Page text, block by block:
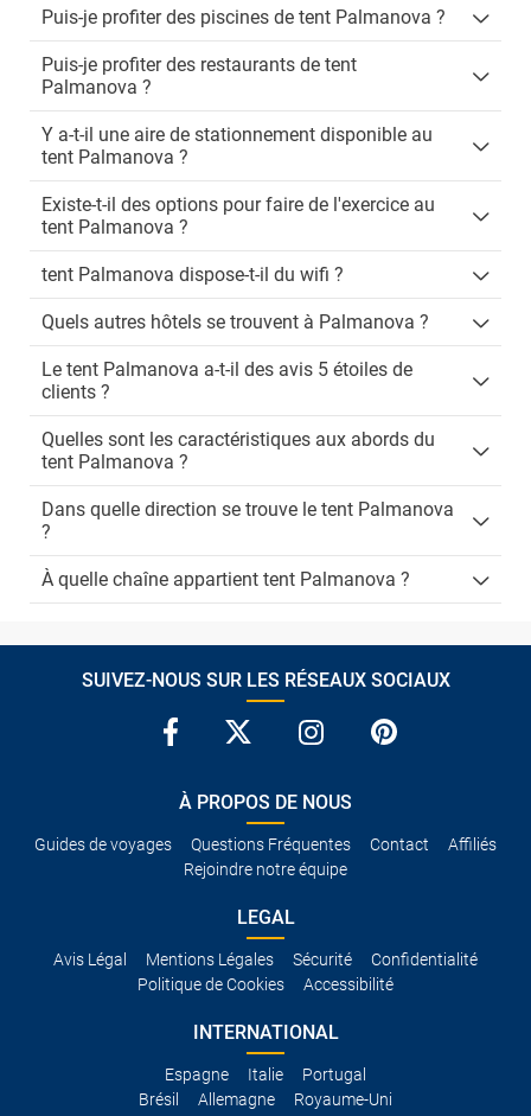
Puis-je profiter des piscines de tent Palmanova ?
Puis-je profiter des restaurants de tent
Palmanova ?
Y a-t-il une aire de stationnement disponible au
tent Palmanova ?
Existe-t-il des options pour faire de l'exercice au
tent Palmanova ?
tent Palmanova dispose-t-il du wifi ?
Quels autres hôtels se trouvent à Palmanova ?
Le tent Palmanova a-t-il des avis 5 étoiles de
clients ?
Quelles sont les caractéristiques aux abords du
tent Palmanova ?
Dans quelle direction se trouve le tent Palmanova
?
À quelle chaîne appartient tent Palmanova ?
SUIVEZ-NOUS SUR LES RÉSEAUX SOCIAUX
À PROPOS DE NOUS
Guides de voyages Questions Fréquentes Contact
Affiliés
Rejoindre notre équipe
LEGAL
Avis Légal Mentions Légales Sécurité
Confidentialité
Politique de Cookies
Accessibilité
INTERNATIONAL
Espagne Italie
Portugal
Brésil
Allemagne
Royaume-Uni